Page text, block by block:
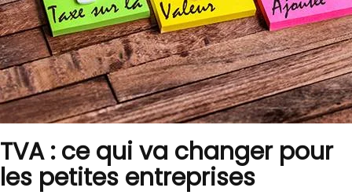
TVA : ce qui va changer pour
les petites entreprises